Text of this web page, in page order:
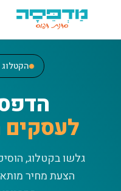
דלג לתוכן הראשי
לעסקים
גלשו בקטלוג,
הצעת מחיר